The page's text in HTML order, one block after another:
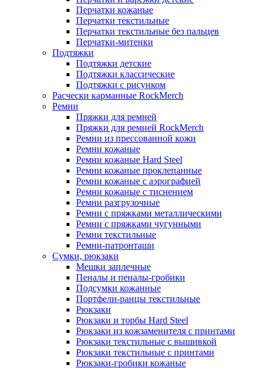
Перчатки кожаные
Перчатки текстильные
Перчатки текстильные без пальцев
Перчатки-митенки
Подтяжки
Подтяжки детские
Подтяжки классические
Подтяжки с рисунком
Расчески карманные RockMerch
Ремни
Пряжки для ремней
Пряжки для ремней RockMerch
Ремни из прессованной кожи
Ремни кожаные
Ремни кожаные Hard Steel
Ремни кожаные проклепанные
Ремни кожаные с аэрографией
Ремни кожаные с тиснением
Ремни разгрузочные
Ремни с пряжками металлическими
Ремни с пряжками чугунными
Ремни текстильные
Ремни-патронташи
Сумки, рюкзаки
Мешки заплечные
Пеналы и пеналы-гробики
Подсумки кожанные
Портфели-ранцы текстильные
Рюкзаки
Рюкзаки и торбы Hard Steel
Рюкзаки из кожзаменителя с принтами
Рюкзаки текстильные с вышивкой
Рюкзаки текстильные с принтами
Рюкзаки-гробики кожаные